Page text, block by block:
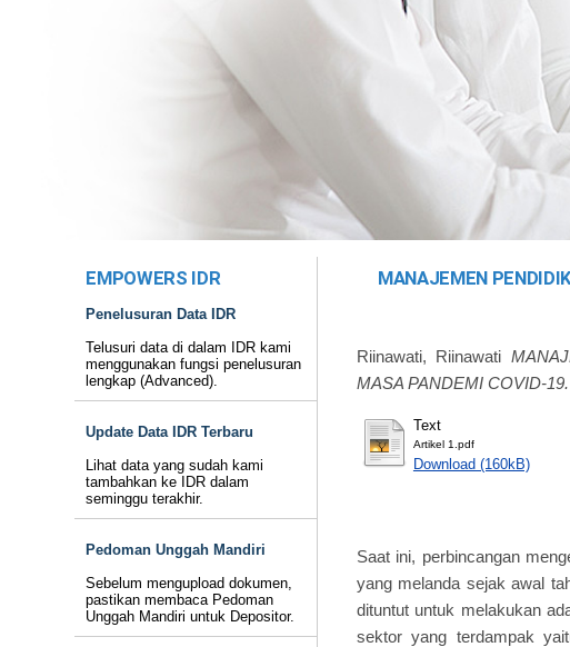
EMPOWERS IDR
Penelusuran Data IDR
Telusuri data di dalam IDR kami
menggunakan fungsi penelusuran
lengkap (Advanced).
Update Data IDR Terbaru
Lihat data yang sudah kami
tambahkan ke IDR dalam
seminggu terakhir.
Pedoman Unggah Mandiri
Sebelum mengupload dokumen,
pastikan membaca Pedoman
Unggah Mandiri untuk Depositor.
MANAJEMEN
Riinawati, Riinawati
MASA PANDEMI COVID-19.
Text
Artikel 1.pdf
Download (160kB)
Saat ini, perbincangan
yang melanda sejak awal
dituntut untuk melakukan
sektor yang terdampak